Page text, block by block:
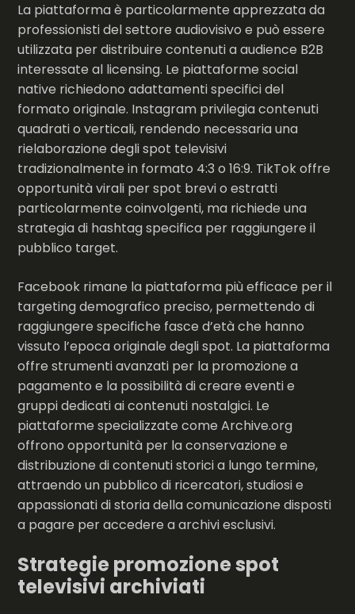
La piattaforma è particolarmente apprezzata da
professionisti del settore audiovisivo e può essere
utilizzata per distribuire contenuti a audience B2B
interessate al licensing. Le piattaforme social
native richiedono adattamenti specifici del
formato originale. Instagram privilegia contenuti
quadrati o verticali, rendendo necessaria una
rielaborazione degli spot televisivi
tradizionalmente in formato 4:3 o 16:9. TikTok offre
opportunità virali per spot brevi o estratti
particolarmente coinvolgenti, ma richiede una
strategia di hashtag specifica per raggiungere il
pubblico target.
Facebook rimane la piattaforma più efficace per il
targeting demografico preciso, permettendo di
raggiungere specifiche fasce d’età che hanno
vissuto l’epoca originale degli spot. La piattaforma
offre strumenti avanzati per la promozione a
pagamento e la possibilità di creare eventi e
gruppi dedicati ai contenuti nostalgici. Le
piattaforme specializzate come Archive.org
offrono opportunità per la conservazione e
distribuzione di contenuti storici a lungo termine,
attraendo un pubblico di ricercatori, studiosi e
appassionati di storia della comunicazione disposti
a pagare per accedere a archivi esclusivi.
Strategie promozione spot
televisivi archiviati